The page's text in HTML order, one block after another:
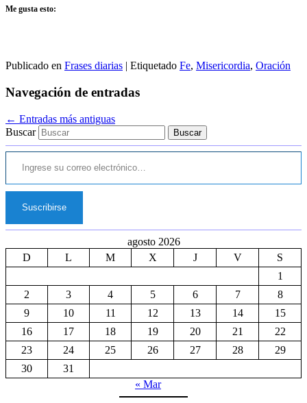
Me gusta esto:
Publicado en Frases diarias | Etiquetado Fe, Misericordia, Oración
Navegación de entradas
← Entradas más antiguas
Buscar
Ingrese su correo electrónico…
Suscribirse
agosto 2026
D
L M X J V
S
1
2
3 4 5 6 7
8
9
10 11 12 13 14
15
16
17 18 19 20 21
22
23
24 25 26 27 28
29
30
31
« Mar